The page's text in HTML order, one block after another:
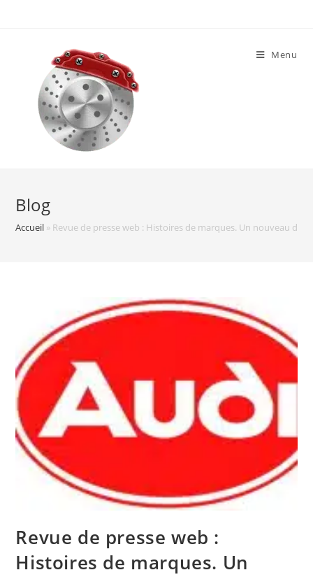
Menu
Blog
Accueil » Revue de presse web : Histoires de marques. Un nouveau
Revue de presse web :
Histoires de marques. Un